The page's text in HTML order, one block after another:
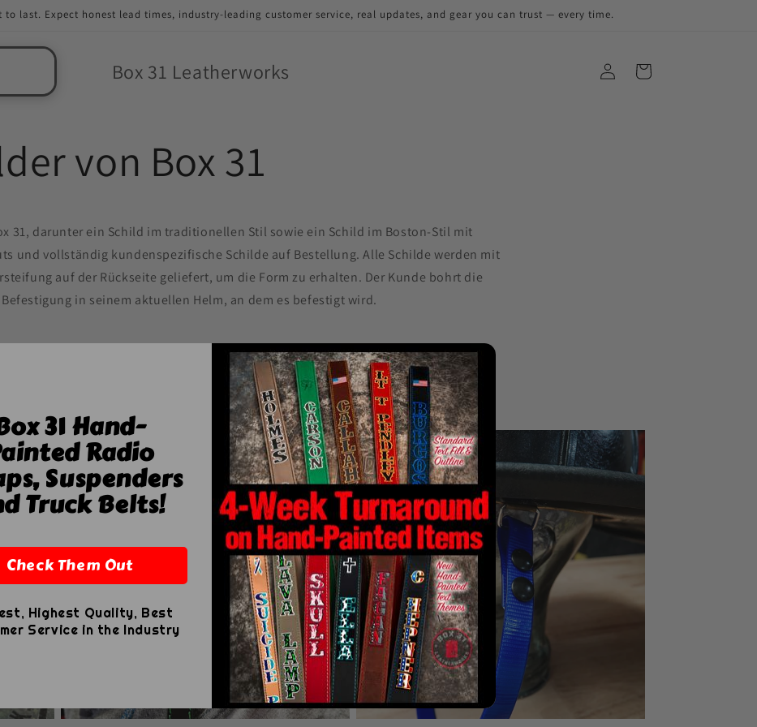
last. Expect honest lead times, industry-leading customer service, real updates, and gear you can trust — every time.
Box 31 Leatherworks
von Box 31
31, darunter ein Schild im traditionellen Stil sowie ein Schild im Boston-Stil mit
und vollständig kundenspezifische Schilde auf Bestellung. Alle Schilde werden mit
auf der Rückseite geliefert, um die Form zu erhalten. Der Kunde bohrt die
in seinem aktuellen Helm, an dem es befestigt wird.
31 Hand-
Radio
Suspenders
Truck Belts!
Check Them Out
Highest Quality, Best
Service in the Industry